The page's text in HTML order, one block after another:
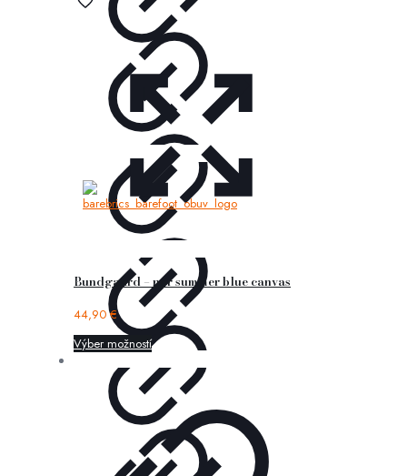
Bundgaard – nor summer blue canvas
44,90€
Výber možností